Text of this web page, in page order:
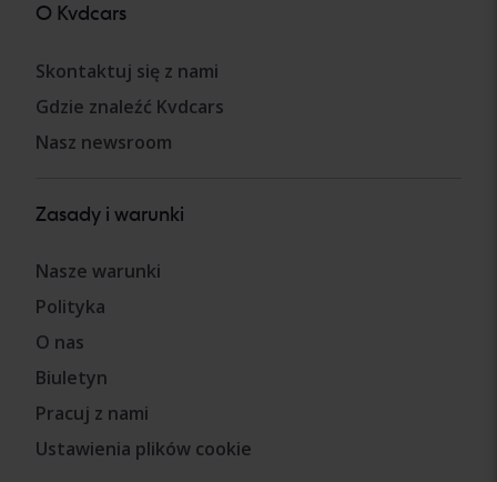
O Kvdcars
Skontaktuj się z nami
Gdzie znaleźć Kvdcars
Nasz newsroom
Zasady i warunki
Nasze warunki
Polityka
O nas
Biuletyn
Pracuj z nami
Ustawienia plików cookie